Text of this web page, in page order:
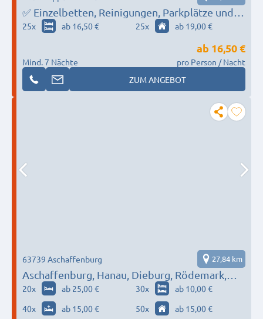
✅ Einzelbetten, Reinigungen, Parkplätze und
WLAN - Jetzt zum Festpreis buchen
25x ab 16,50 € 25x ab 19,00 €
Mind. 7 Nächte
ab 16,50 €
pro Person / Nacht
ZUM ANGEBOT
Aschaffenburg, Hanau, Dieburg, Rödemark,
Dietzenbach…
63739 Aschaffenburg 27,84 km
20x ab 25,00 € 30x
ab 10,00 €
40x ab 15,00 € 50x ab 15,00 €